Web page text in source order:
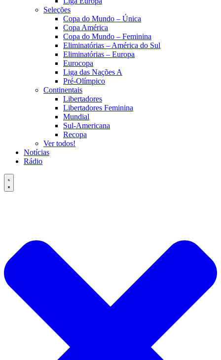
Seleções
Copa do Mundo – Única
Copa América
Copa do Mundo – Feminina
Eliminatórias – América do Sul
Eliminatórias – Europa
Eurocopa
Liga das Nações A
Pré-Olímpico
Continentais
Libertadores
Libertadores Feminina
Mundial
Sul-Americana
Recopa
Ver todos!
Notícias
Rádio